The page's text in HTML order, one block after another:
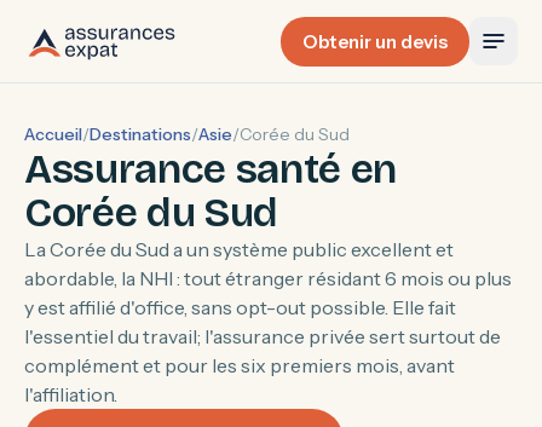
Obtenir un devis
Accueil/Destinations/Asie/Corée du Sud
Assurance santé en
Corée du Sud
La Corée du Sud a un système public excellent et
abordable, la NHI : tout étranger résidant 6 mois ou plus
y est affilié d'office, sans opt-out possible. Elle fait
l'essentiel du travail; l'assurance privée sert surtout de
complément et pour les six premiers mois, avant
l'affiliation.